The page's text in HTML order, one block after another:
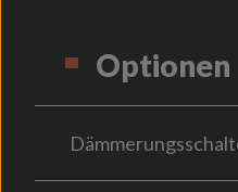
Optionen